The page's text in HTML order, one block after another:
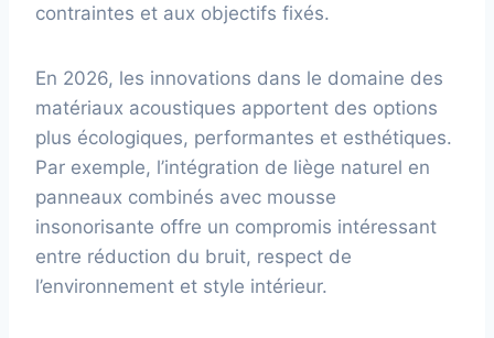
contraintes et aux objectifs fixés.
En 2026, les innovations dans le domaine des
matériaux acoustiques apportent des options
plus écologiques, performantes et esthétiques.
Par exemple, l’intégration de liège naturel en
panneaux combinés avec mousse
insonorisante offre un compromis intéressant
entre réduction du bruit, respect de
l’environnement et style intérieur.